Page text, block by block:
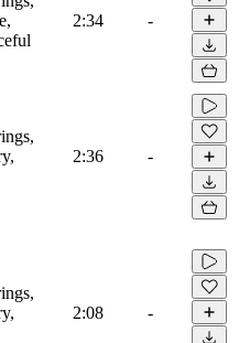
2:34 -
2:36 -
2:08 -